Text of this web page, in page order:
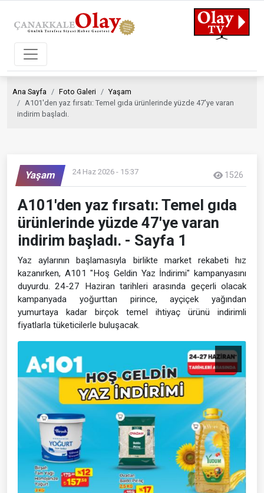
Ana Sayfa Foto Galeri
Yaşam
A101'den yaz fırsatı: Temel gıda ürünlerinde yüzde 47'ye varan
indirim başladı.
Yaşam 24 Haz 2026 - 15:37 1526
A101'den yaz fırsatı: Temel gıda
ürünlerinde yüzde 47'ye varan
indirim başladı. - Sayfa 1
Yaz aylarının başlamasıyla birlikte market rekabeti hız
kazanırken, A101 "Hoş Geldin Yaz İndirimi" kampanyasını
duyurdu. 24-27 Haziran tarihleri arasında geçerli olacak
kampanyada yoğurttan pirince, ayçiçek yağından
yumurtaya kadar birçok temel ihtiyaç ürünü indirimli
fiyatlarla tüketicilerle buluşacak.